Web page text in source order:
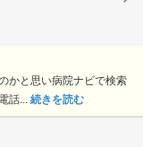
かと思い病院ナビで検索
話... 続きを読む